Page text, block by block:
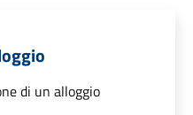
di un alloggio